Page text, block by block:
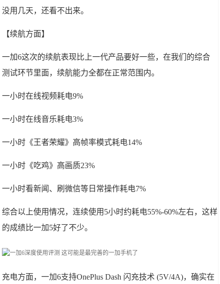
没用几天，还看不出来。
【续航方面】
一加6这次的续航表现比上一代产品要好一些，在我们的综合
测试环节里面，续航能力全都在正常范围内。
一小时在线视频耗电9%
一小时在线音乐耗电3%
一小时《王者荣耀》高帧率模式耗电14%
一小时《吃鸡》高画质23%
一小时看新闻、刷微信等日常操作耗电7%
综合以上使用情况，连续使用5小时约耗电55%-60%左右，这样
的成绩比一加5好了不少。
充电方面，一加6支持OnePlus Dash 闪充技术 (5V/4A)，确实在